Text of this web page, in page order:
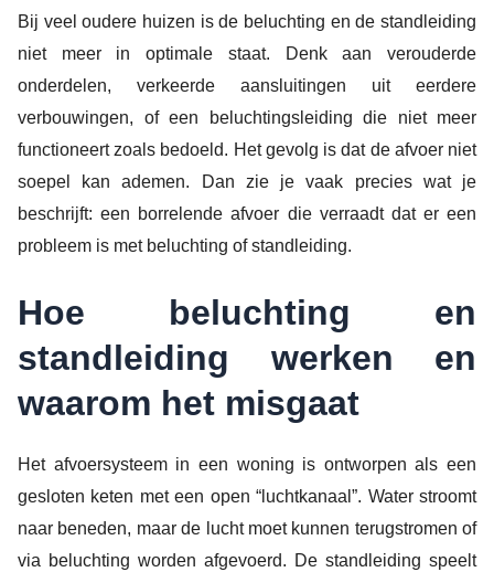
Bij veel oudere huizen is de beluchting en de standleiding
niet meer in optimale staat. Denk aan verouderde
onderdelen, verkeerde aansluitingen uit eerdere
verbouwingen, of een beluchtingsleiding die niet meer
functioneert zoals bedoeld. Het gevolg is dat de afvoer niet
soepel kan ademen. Dan zie je vaak precies wat je
beschrijft: een borrelende afvoer die verraadt dat er een
probleem is met beluchting of standleiding.
Hoe beluchting en
standleiding werken en
waarom het misgaat
Het afvoersysteem in een woning is ontworpen als een
gesloten keten met een open “luchtkanaal”. Water stroomt
naar beneden, maar de lucht moet kunnen terugstromen of
via beluchting worden afgevoerd. De standleiding speelt